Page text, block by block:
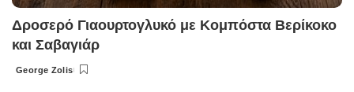
Δροσερό Γιαουρτογλυκό με Κομπόστα Βερίκοκο
και Σαβαγιάρ
Posted
George Zolis